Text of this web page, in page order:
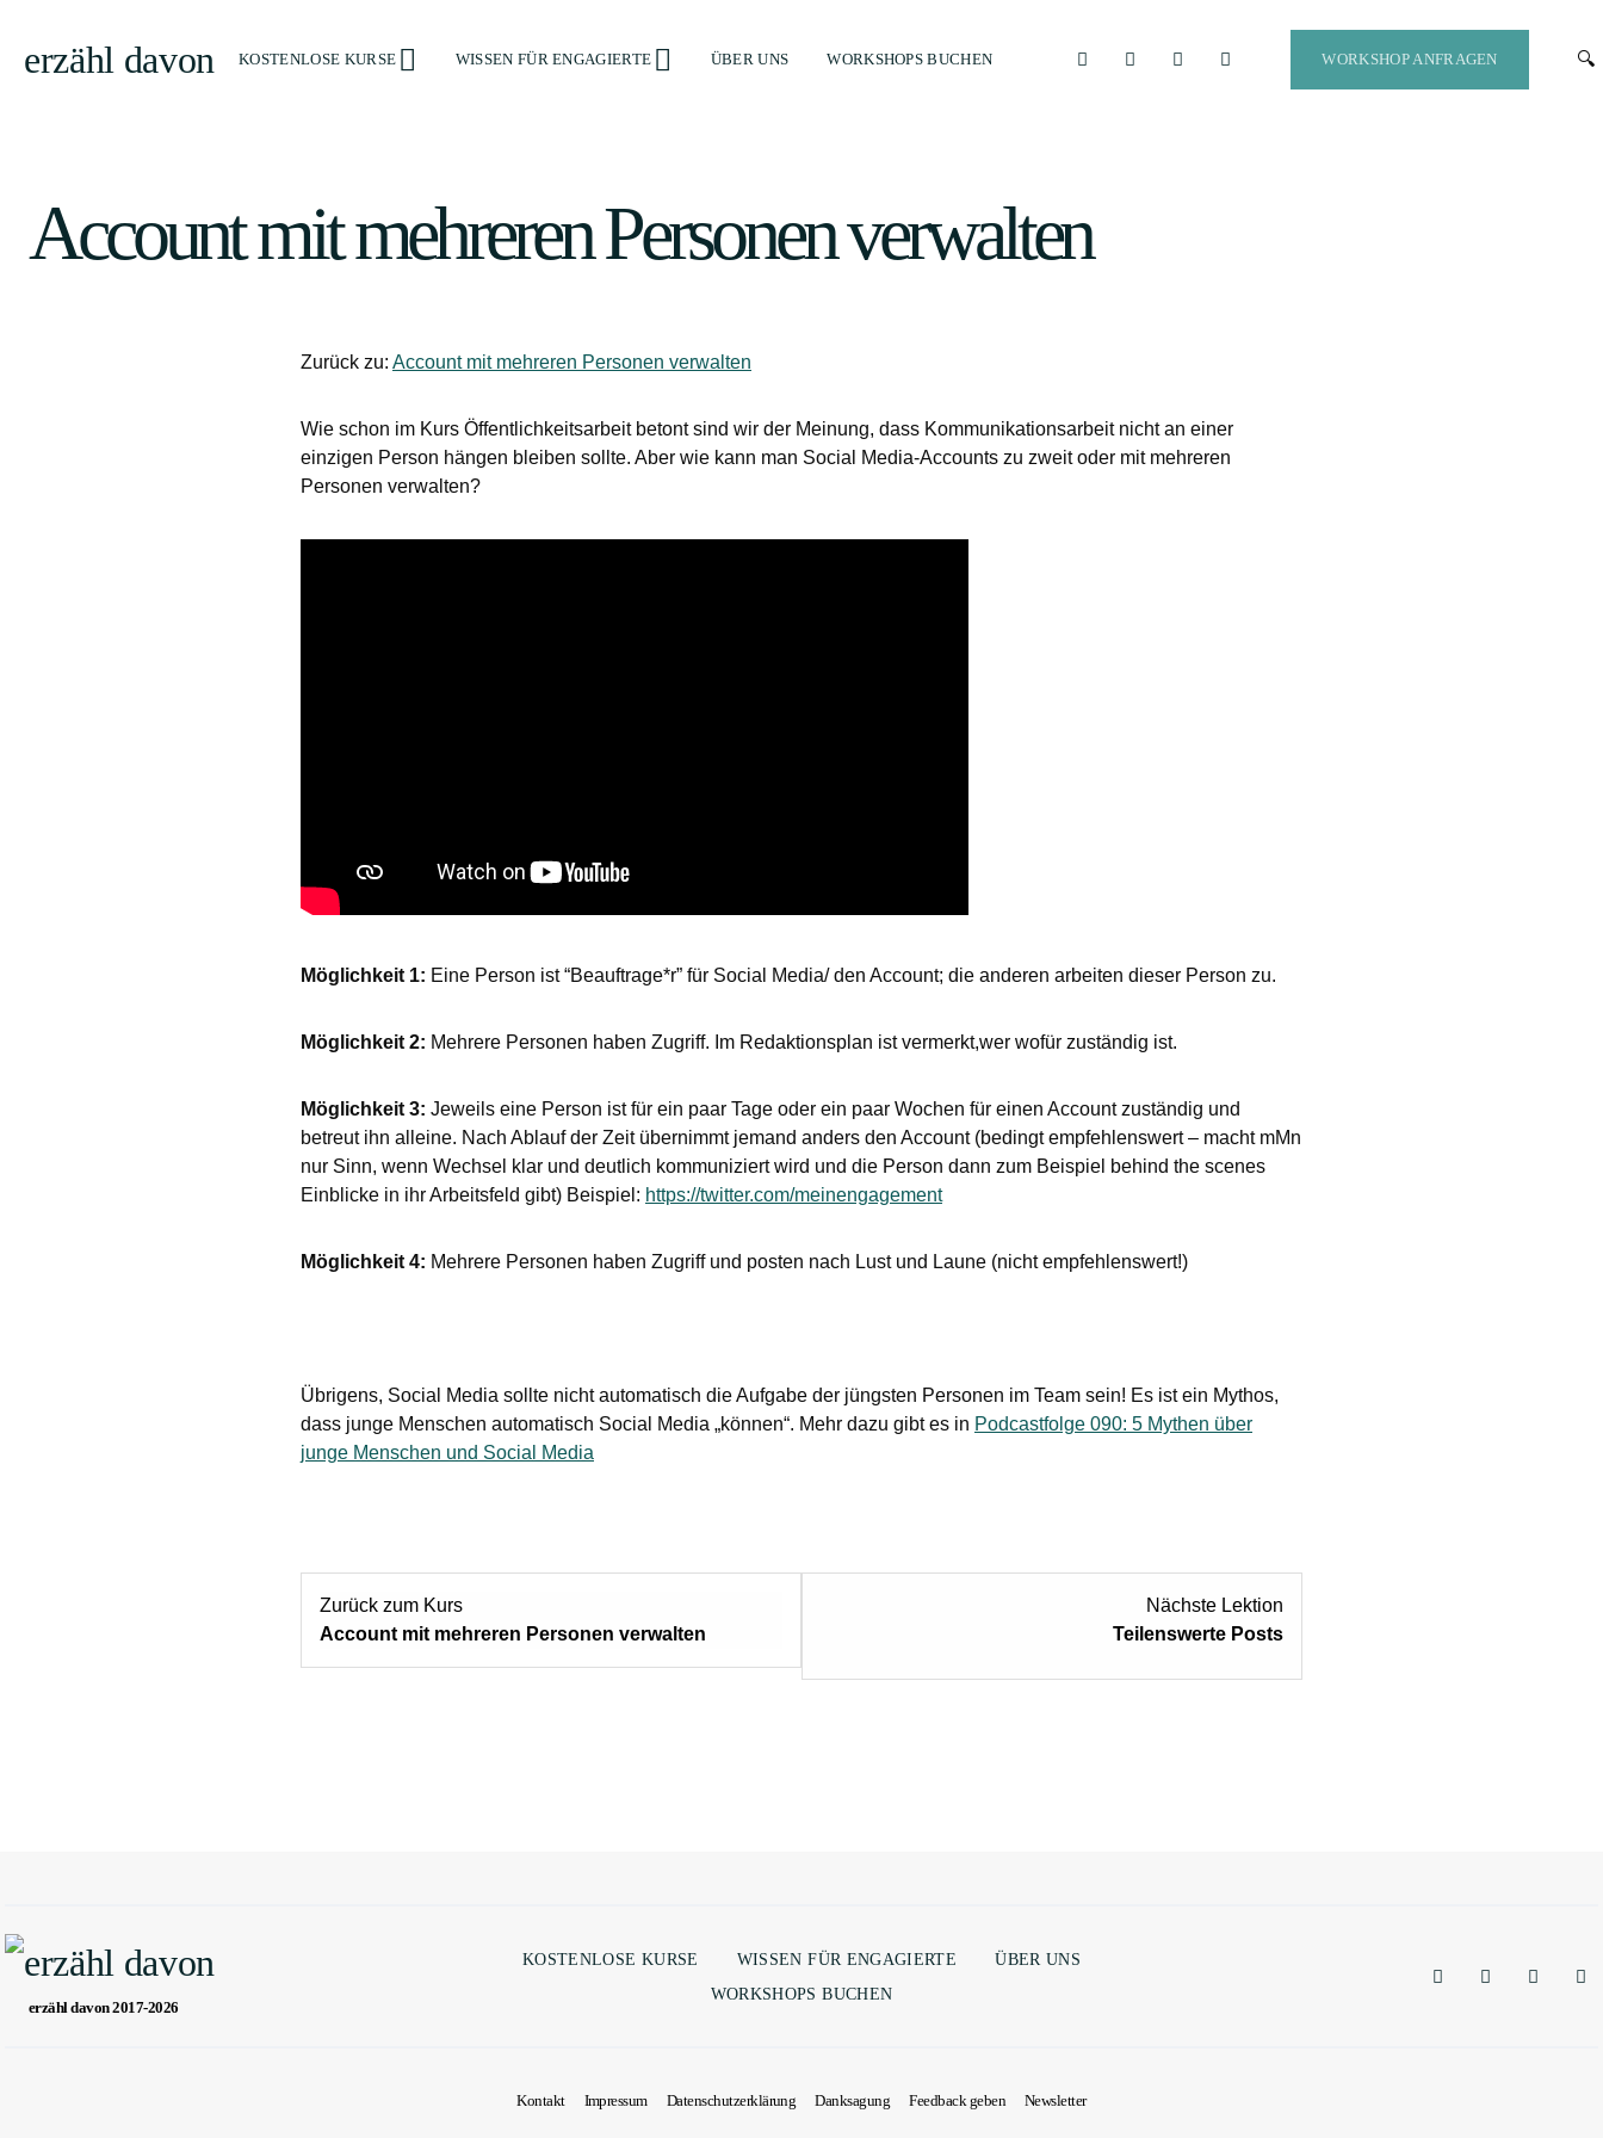
erzähl davon KOSTENLOSE KURSE WISSEN FÜR ENGAGIERTE ÜBER UNS WORKSHOPS BUCHEN WORKSHOP ANFRAGEN
Account mit mehreren Personen verwalten
Zurück zu: Account mit mehreren Personen verwalten
Wie schon im Kurs Öffentlichkeitsarbeit betont sind wir der Meinung, dass Kommunikationsarbeit nicht an einer
einzigen Person hängen bleiben sollte. Aber wie kann man Social Media-Accounts zu zweit oder mit mehreren
Personen verwalten?
Möglichkeit 1: Eine Person ist “Beauftrage*r” für Social Media/ den Account; die anderen arbeiten dieser Person zu.
Möglichkeit 2: Mehrere Personen haben Zugriff. Im Redaktionsplan ist vermerkt,wer wofür zuständig ist.
Möglichkeit 3: Jeweils eine Person ist für ein paar Tage oder ein paar Wochen für einen Account zuständig und
betreut ihn alleine. Nach Ablauf der Zeit übernimmt jemand anders den Account (bedingt empfehlenswert – macht mMn
nur Sinn, wenn Wechsel klar und deutlich kommuniziert wird und die Person dann zum Beispiel behind the scenes
Einblicke in ihr Arbeitsfeld gibt) Beispiel: https://twitter.com/meinengagement
Möglichkeit 4: Mehrere Personen haben Zugriff und posten nach Lust und Laune (nicht empfehlenswert!)
Übrigens, Social Media sollte nicht automatisch die Aufgabe der jüngsten Personen im Team sein! Es ist ein Mythos,
dass junge Menschen automatisch Social Media „können“. Mehr dazu gibt es in Podcastfolge 090: 5 Mythen über
junge Menschen und Social Media
Zurück zum Kurs
Account mit mehreren Personen verwalten
Nächste Lektion
Teilenswerte Posts
erzähl davon 2017-2026
KOSTENLOSE KURSE WISSEN FÜR ENGAGIERTE
ÜBER UNS
WORKSHOPS BUCHEN
Kontakt Impressum Datenschutzerklärung Danksagung Feedback geben Newsletter